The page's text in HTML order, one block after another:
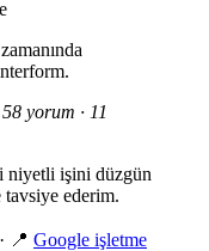
yorum · 11
niyetli işini düzgün
ederim.
· 📍 Google işletme